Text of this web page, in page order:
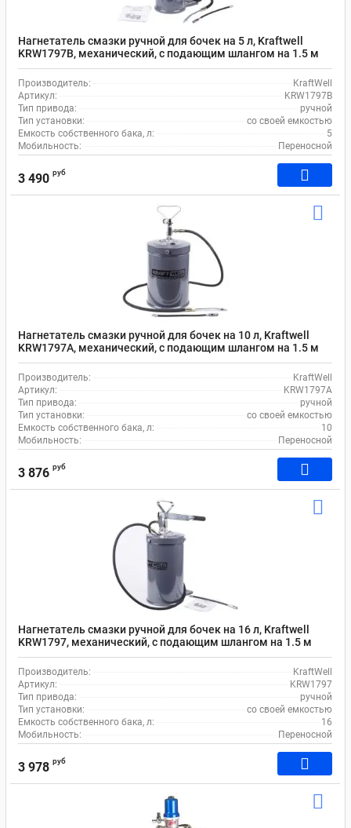
Нагнетатель смазки ручной для бочек на 5 л, Kraftwell
KRW1797B, механический, с подающим шлангом на 1.5 м
Производитель:
KraftWell
Артикул:
KRW1797B
Тип привода:
ручной
Тип установки:
со своей емкостью
Емкость собственного бака, л:
5
Мобильность:
Переносной
3 490 руб
Нагнетатель смазки ручной для бочек на 10 л, Kraftwell
KRW1797A, механический, с подающим шлангом на 1.5 м
Производитель:
KraftWell
Артикул:
KRW1797A
Тип привода:
ручной
Тип установки:
со своей емкостью
Емкость собственного бака, л:
10
Мобильность:
Переносной
3 876 руб
Нагнетатель смазки ручной для бочек на 16 л, Kraftwell
KRW1797, механический, с подающим шлангом на 1.5 м
Производитель:
KraftWell
Артикул:
KRW1797
Тип привода:
ручной
Тип установки:
со своей емкостью
Емкость собственного бака, л:
16
Мобильность:
Переносной
3 978 руб